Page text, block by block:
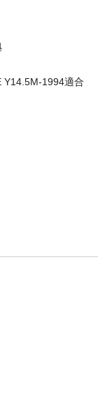
Y14.5M-1994適合